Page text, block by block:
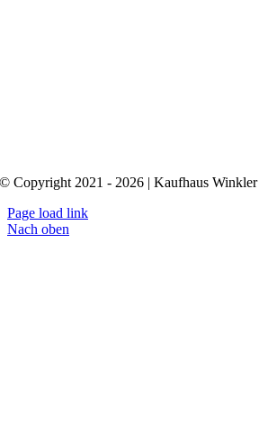
© Copyright 2021 - 2026 | Kaufhaus Winkler
Page load link
Nach oben